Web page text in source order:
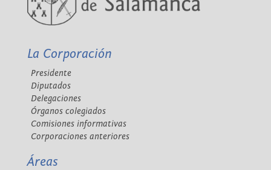
La Corporación
Presidente
Diputados
Delegaciones
Órganos colegiados
Comisiones informativas
Corporaciones anteriores
Áreas